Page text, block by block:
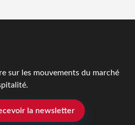
sur les mouvements du marché
la newsletter